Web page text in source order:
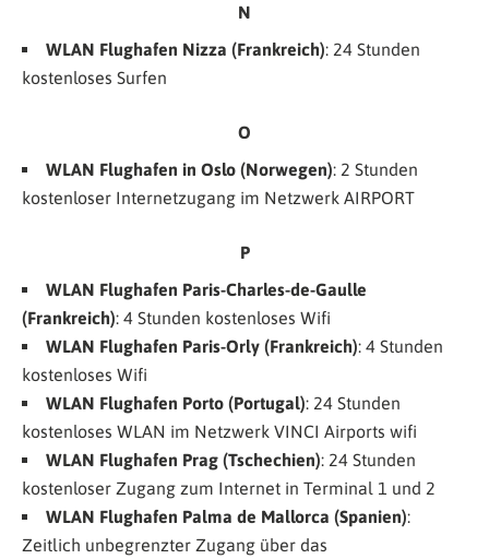
N
WLAN Flughafen Nizza (Frankreich): 24 Stunden
kostenloses Surfen
O
WLAN Flughafen in Oslo (Norwegen): 2 Stunden
kostenloser Internetzugang im Netzwerk AIRPORT
P
WLAN Flughafen Paris-Charles-de-Gaulle
(Frankreich): 4 Stunden kostenloses Wifi
WLAN Flughafen Paris-Orly (Frankreich): 4 Stunden
kostenloses Wifi
WLAN Flughafen Porto (Portugal): 24 Stunden
kostenloses WLAN im Netzwerk VINCI Airports wifi
WLAN Flughafen Prag (Tschechien): 24 Stunden
kostenloser Zugang zum Internet in Terminal 1 und 2
WLAN Flughafen Palma de Mallorca (Spanien):
Zeitlich unbegrenzter Zugang über das